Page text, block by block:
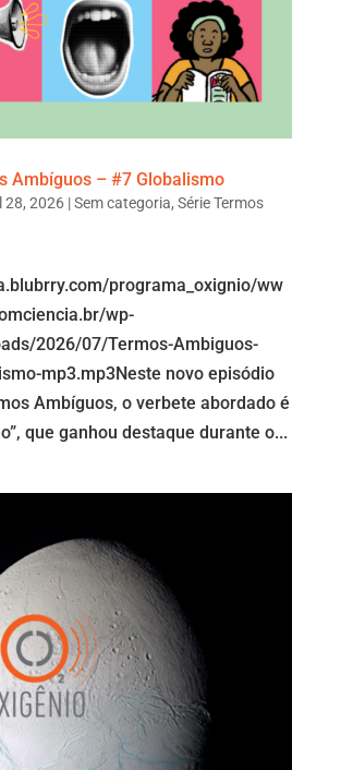
Ambíguos – #7 Globalismo
28, 2026|Sem categoria, Série Termos
programa_oxignio/ww
wp-
2026/07/Termos-Ambiguos-
mp3.mp3Neste novo episódio
Ambíguos, o verbete abordado é
que ganhou destaque durante o...